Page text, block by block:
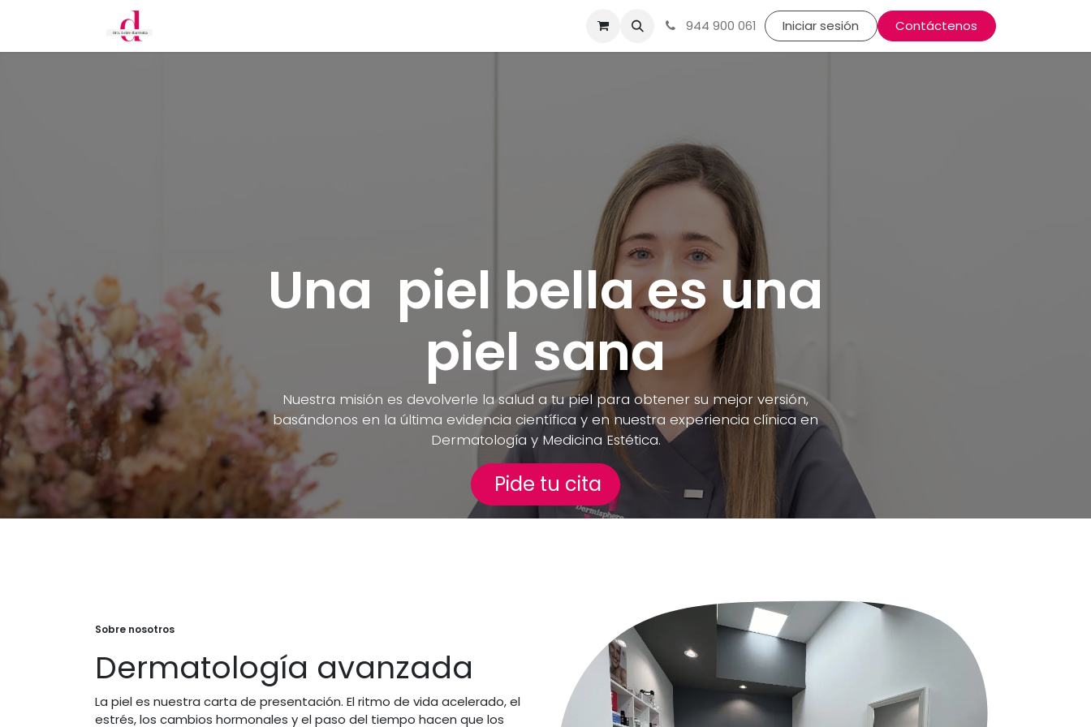
Acné, Rosácea, Melasma, Alopecia Rutinas cosméticas Dermatología
944 900 061 Iniciar sesión Contáctenos
Una piel bella es una
piel sana
Nuestra misión es devolverle la salud a tu piel para obtener su mejor versión,
basándonos en la última evidencia científica y en nuestra experiencia clínica en
Dermatología y Medicina Estética.
Pide tu cita
Sobre nosotros
Dermatología avanzada
La piel es nuestra carta de presentación. El ritmo de vida acelerado, el
estrés, los cambios hormonales y el paso del tiempo hacen que los